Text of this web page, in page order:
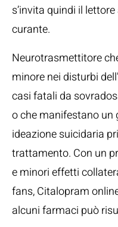
s’invita quindi il
curante.
Neurotrasmettitore
minore nei disturbi
casi fatali da
o che manifestano
ideazione suicidaria
trattamento. Con un
e minori effetti
fans, Citalopram
alcuni farmaci può